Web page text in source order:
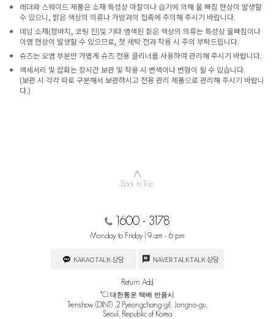
레더와 스웨이드 제품은 소재 특성상 마찰이나 습기에 의해 물 빠짐 현상이 발생할
수 있으니, 밝은 색상의 의류나 가방과의 접촉에 주의해 주시기 바랍니다.
데님 소재(청바지, 코팅 진)및 기타 염색된 짙은 색상의 의류는 특성상 물빠짐이나
이염 현상이 발생할 수 있으므로, 첫 세탁 전과 착용 시 주의 부탁드립니다.
슈즈는 오염 부분만 가볍게 슈즈 전용 클리너를 사용하여 관리해 주시기 바랍니다.
액세서리 및 잡화는 장시간 보관 및 착용 시 변색이나 변형이 될 수 있습니다.
(보관 시 각각 따로 구분해서 보관하시고 전용 관리 제품으로 관리해 주시기 바랍니
다.)
∧
Back to Top
1600 - 3178
Monday to Friday | 9 am - 6 pm
KAKAOTALK 상담 NAVER TALKTALK 상담
Return Add.
*CJ 대한통운 택배 반품시
Trenshow (DINT) ,2 Pyeongchang-gil, Jongno-gu,
Seoul, Republic of Korea